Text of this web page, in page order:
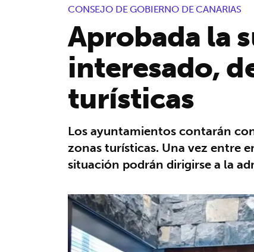
CONSEJO DE GOBIERNO DE CANARIAS
Aprobada la
interesado,
turísticas
Los ayuntamientos contarán
zonas turísticas. Una vez entre
situación podrán dirigirse a la